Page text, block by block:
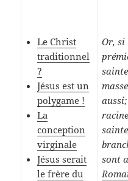
Le Christ
traditionnel
?
Jésus est un
polygame !
La
conception
virginale
Jésus serait
le frère du
Or, si
sont